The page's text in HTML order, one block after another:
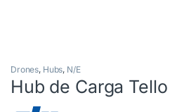
Drones, Hubs, N/E
Hub de Carga Tello